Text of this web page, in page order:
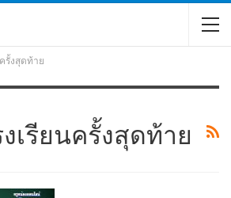
รั้งสุดท้าย
เรียนครั้งสุดท้าย